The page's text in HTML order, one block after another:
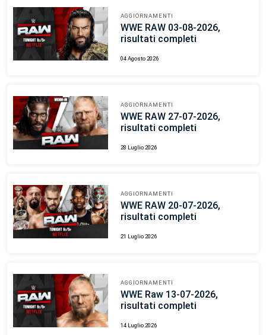
AGGIORNAMENTI
WWE RAW 03-08-2026,
risultati completi
04 Agosto 2026
AGGIORNAMENTI
WWE RAW 27-07-2026,
risultati completi
28 Luglio 2026
AGGIORNAMENTI
WWE RAW 20-07-2026,
risultati completi
21 Luglio 2026
AGGIORNAMENTI
WWE Raw 13-07-2026,
risultati completi
14 Luglio 2026